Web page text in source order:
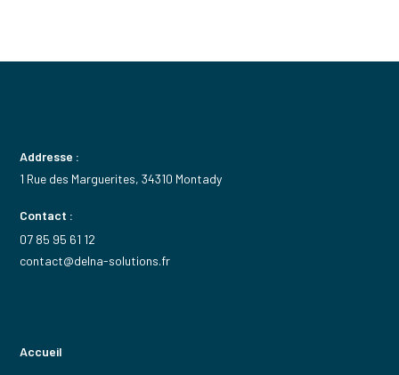
Addresse :
1 Rue des Marguerites, 34310 Montady
Contact :
07 85 95 61 12
contact@delna-solutions.fr
Accueil